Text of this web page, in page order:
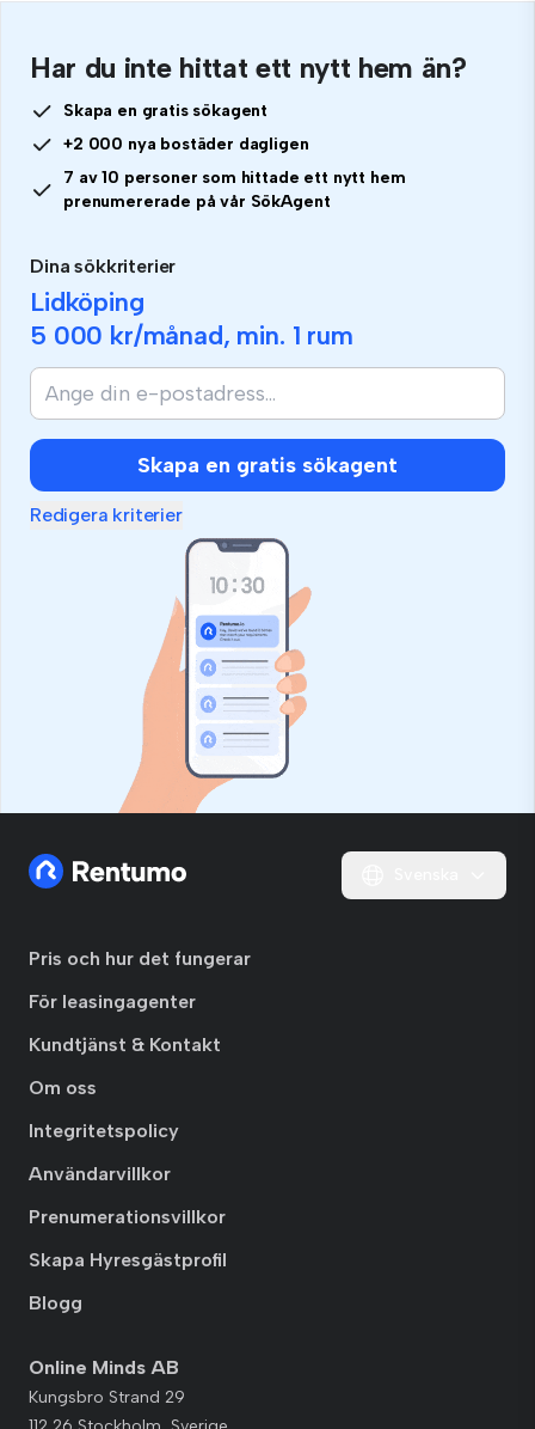
Har du inte hittat ett nytt hem än?
Skapa en gratis sökagent
+2 000 nya bostäder dagligen
7 av 10 personer som hittade ett nytt hem
prenumererade på vår SökAgent
Dina sökkriterier
Lidköping
5 000 kr/månad, min. 1 rum
Skapa en gratis sökagent
Redigera kriterier
Pris och hur det fungerar
För leasingagenter
Kundtjänst & Kontakt
Om oss
Integritetspolicy
Användarvillkor
Prenumerationsvillkor
Skapa Hyresgästprofil
Blogg
Online Minds AB
Kungsbro Strand 29